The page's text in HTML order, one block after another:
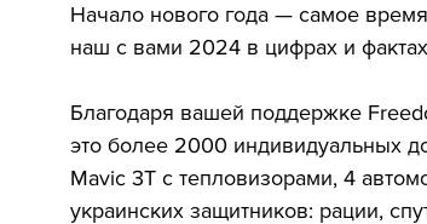
Начало нового года — самое
наш с вами 2024 в цифрах и
Благодаря вашей поддержке
это более 2000 индивидуальных
Mavic 3T с тепловизорами, 4
украинских защитников: рации,